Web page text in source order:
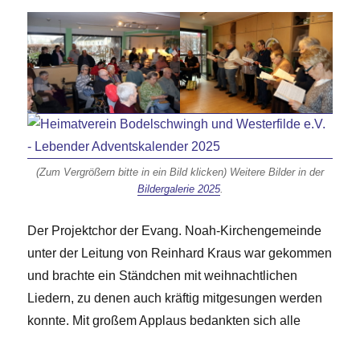
(Zum Vergrößern bitte in ein Bild klicken) Weitere Bilder in der
Bildergalerie 2025.
Der Projektchor der Evang. Noah-Kirchengemeinde
unter der Leitung von Reinhard Kraus war gekommen
und brachte ein Ständchen mit weihnachtlichen
Liedern, zu denen auch kräftig mitgesungen werden
konnte. Mit großem Applaus bedankten sich alle